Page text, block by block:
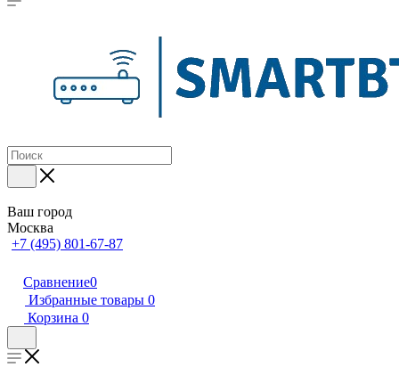
Ваш город
Москва
+7 (495) 801-67-87
Сравнение0
Избранные товары 0
Корзина 0